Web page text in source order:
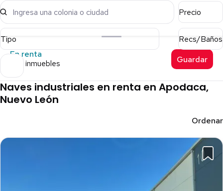
Ingresa una colonia o ciudad Precio
Tipo
Recs/Baños
En renta
302 inmuebles Guardar
Naves industriales en renta en Apodaca,
Nuevo León
Ordenar